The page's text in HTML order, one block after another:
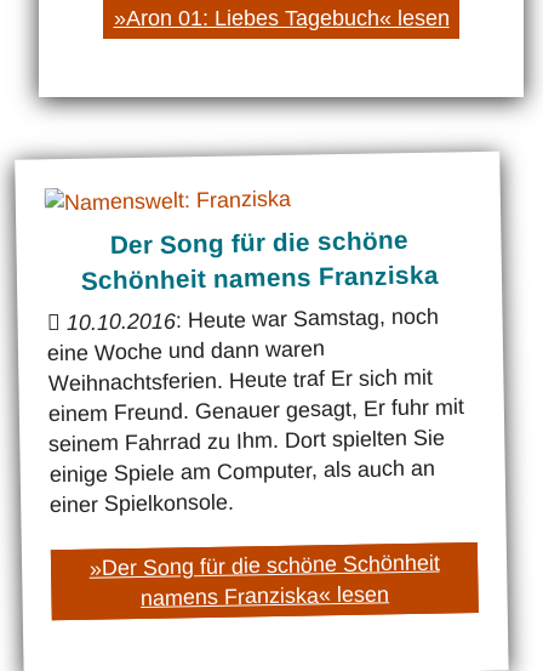
»Aron 01: Liebes Tagebuch« lesen
Der Song für die schöne
Schönheit namens Franziska
10.10.2016: Heute war Samstag, noch
eine Woche und dann waren
Weihnachtsferien. Heute traf Er sich mit
einem Freund. Genauer gesagt, Er fuhr mit
seinem Fahrrad zu Ihm. Dort spielten Sie
einige Spiele am Computer, als auch an
einer Spielkonsole.
»Der Song für die schöne Schönheit
namens Franziska« lesen